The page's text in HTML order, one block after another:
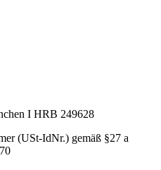
Ι HRB 249628
(USt-IdNr.) gemäß §27 a